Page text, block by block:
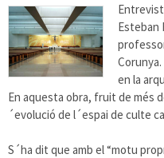
Esteban
en la
En aquesta obra, fruit de més
´evolució de l´espai de culte
S´ha dit que amb el “motu